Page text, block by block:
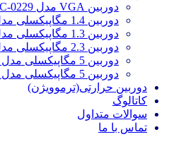
دوربین VGA مدل RA-ASC-0229
دوربین 1.4 مگاپیکسلی مدل RA-ASC-0267
دوربین 1.3 مگاپیکسلی مدل RA-ASC-0134
دوربین 2.3 مگاپیکسلی مدل RA-ASC-0234
دوربین 5 مگاپیکسلی مدل RA-ASC-9031
دوربین 5 مگاپیکسلی مدل RA-ASC-5000
دوربین حرارتی(ترموویژن)
کاتالوگ
سوالات متداول
تماس با ما